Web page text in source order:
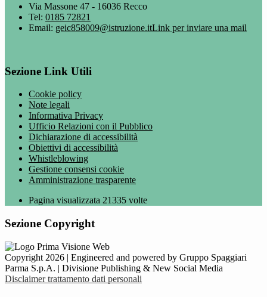
Via Massone 47 - 16036 Recco
Tel: 0185 72821
Email: geic858009@istruzione.itLink per inviare una mail
Sezione Link Utili
Cookie policy
Note legali
Informativa Privacy
Ufficio Relazioni con il Pubblico
Dichiarazione di accessibilità
Obiettivi di accessibilità
Whistleblowing
Gestione consensi cookie
Amministrazione trasparente
Pagina visualizzata 21335 volte
Sezione Copyright
Copyright 2026 | Engineered and powered by Gruppo Spaggiari
Parma S.p.A. | Divisione Publishing & New Social Media
Disclaimer trattamento dati personali